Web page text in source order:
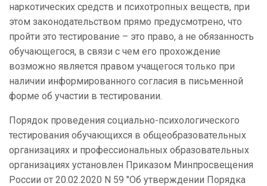
наркотических средств и психотропных веществ, при
этом законодательством прямо предусмотрено, что
пройти это тестирование – это право, а не обязанность
обучающегося, в связи с чем его прохождение
возможно является правом учащегося только при
наличии информированного согласия в письменной
форме об участии в тестировании.
Порядок проведения социально-психологического
тестирования обучающихся в общеобразовательных
организациях и профессиональных образовательных
организациях установлен Приказом Минпросвещения
России от 20.02.2020 N 59 "Об утверждении Порядка